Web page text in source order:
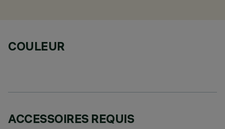
COULEUR
ACCESSOIRES REQUIS